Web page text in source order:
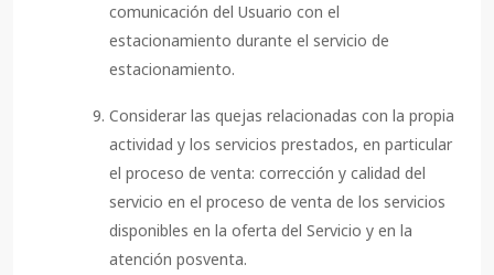
comunicación del Usuario con el
estacionamiento durante el servicio de
estacionamiento.
Considerar las quejas relacionadas con la propia
actividad y los servicios prestados, en particular
el proceso de venta: corrección y calidad del
servicio en el proceso de venta de los servicios
disponibles en la oferta del Servicio y en la
atención posventa.